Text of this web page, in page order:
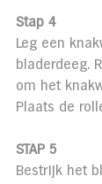
Stap 4
Leg een
bladerdeeg.
om het
Plaats de
STAP 5
Bestrijk het